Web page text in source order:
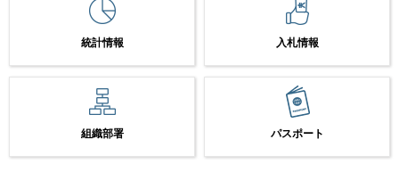
統計情報 入札情報
組織部署 パスポート